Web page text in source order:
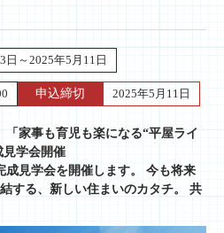
日～2025年5月11日
申込締切 2025年5月11日
「家事も育児も楽になる“平屋ライ
見学会開催
成見学会を開催します。 今も将来
する、新しい住まいのカタチ。 共